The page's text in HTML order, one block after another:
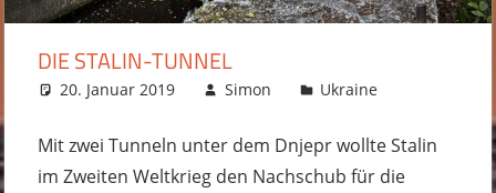
DIE STALIN-TUNNEL
20. Januar 2019 Simon
Ukraine
hinterlassen
Mit zwei Tunneln unter dem Dnjepr wollte Stalin
im Zweiten Weltkrieg den Nachschub für die